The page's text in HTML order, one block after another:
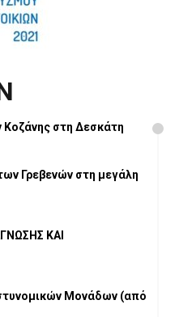
Κοζάνης στη Δεσκάτη
Γρεβενών στη μεγάλη
ΚΑΙ
Μονάδων (από